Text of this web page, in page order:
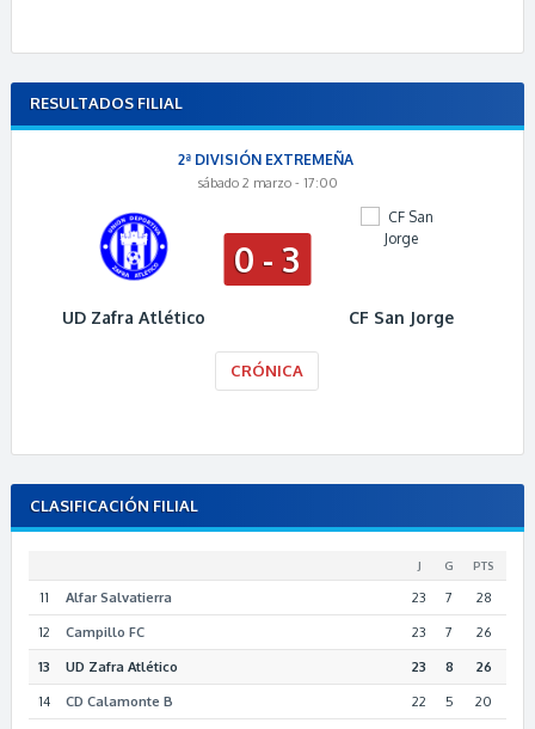
RESULTADOS FILIAL
2ª DIVISIÓN EXTREMEÑA
sábado 2 marzo - 17:00
UD Zafra Atlético
0 - 3
CF San Jorge
CRÓNICA
CLASIFICACIÓN FILIAL
J G PTS
11 Alfar Salvatierra 23 7 28
12 Campillo FC 23 7 26
13 UD Zafra Atlético 23 8 26
14 CD Calamonte B 22 5 20